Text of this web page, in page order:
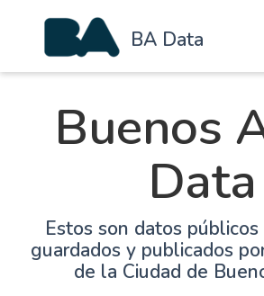
BA Data
Buenos
Data
Estos son datos públicos
guardados y publicados
de la Ciudad de